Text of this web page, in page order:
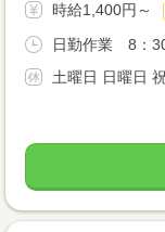
時給1,400円～
日勤作業 8：
土曜日 日曜日